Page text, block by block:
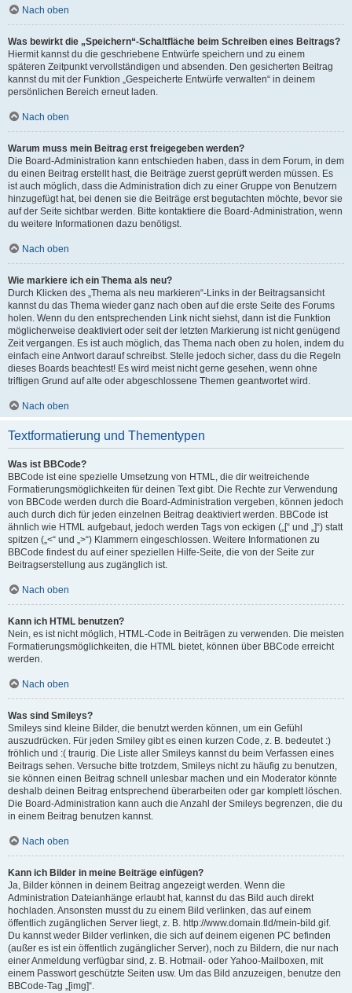
Nach oben
Was bewirkt die „Speichern“-Schaltfläche beim Schreiben eines Beitrags?
Hiermit kannst du die geschriebene Entwürfe speichern und zu einem
späteren Zeitpunkt vervollständigen und absenden. Den gesicherten Beitrag
kannst du mit der Funktion „Gespeicherte Entwürfe verwalten“ in deinem
persönlichen Bereich erneut laden.
Nach oben
Warum muss mein Beitrag erst freigegeben werden?
Die Board-Administration kann entschieden haben, dass in dem Forum, in dem
du einen Beitrag erstellt hast, die Beiträge zuerst geprüft werden müssen. Es
ist auch möglich, dass die Administration dich zu einer Gruppe von Benutzern
hinzugefügt hat, bei denen sie die Beiträge erst begutachten möchte, bevor sie
auf der Seite sichtbar werden. Bitte kontaktiere die Board-Administration, wenn
du weitere Informationen dazu benötigst.
Nach oben
Wie markiere ich ein Thema als neu?
Durch Klicken des „Thema als neu markieren“-Links in der Beitragsansicht
kannst du das Thema wieder ganz nach oben auf die erste Seite des Forums
holen. Wenn du den entsprechenden Link nicht siehst, dann ist die Funktion
möglicherweise deaktiviert oder seit der letzten Markierung ist nicht genügend
Zeit vergangen. Es ist auch möglich, das Thema nach oben zu holen, indem du
einfach eine Antwort darauf schreibst. Stelle jedoch sicher, dass du die Regeln
dieses Boards beachtest! Es wird meist nicht gerne gesehen, wenn ohne
triftigen Grund auf alte oder abgeschlossene Themen geantwortet wird.
Nach oben
Textformatierung und Thementypen
Was ist BBCode?
BBCode ist eine spezielle Umsetzung von HTML, die dir weitreichende
Formatierungsmöglichkeiten für deinen Text gibt. Die Rechte zur Verwendung
von BBCode werden durch die Board-Administration vergeben, können jedoch
auch durch dich für jeden einzelnen Beitrag deaktiviert werden. BBCode ist
ähnlich wie HTML aufgebaut, jedoch werden Tags von eckigen („[“ und „]“) statt
spitzen („<“ und „>“) Klammern eingeschlossen. Weitere Informationen zu
BBCode findest du auf einer speziellen Hilfe-Seite, die von der Seite zur
Beitragserstellung aus zugänglich ist.
Nach oben
Kann ich HTML benutzen?
Nein, es ist nicht möglich, HTML-Code in Beiträgen zu verwenden. Die meisten
Formatierungsmöglichkeiten, die HTML bietet, können über BBCode erreicht
werden.
Nach oben
Was sind Smileys?
Smileys sind kleine Bilder, die benutzt werden können, um ein Gefühl
auszudrücken. Für jeden Smiley gibt es einen kurzen Code, z. B. bedeutet :)
fröhlich und :( traurig. Die Liste aller Smileys kannst du beim Verfassen eines
Beitrags sehen. Versuche bitte trotzdem, Smileys nicht zu häufig zu benutzen,
sie können einen Beitrag schnell unlesbar machen und ein Moderator könnte
deshalb deinen Beitrag entsprechend überarbeiten oder gar komplett löschen.
Die Board-Administration kann auch die Anzahl der Smileys begrenzen, die du
in einem Beitrag benutzen kannst.
Nach oben
Kann ich Bilder in meine Beiträge einfügen?
Ja, Bilder können in deinem Beitrag angezeigt werden. Wenn die
Administration Dateianhänge erlaubt hat, kannst du das Bild auch direkt
hochladen. Ansonsten musst du zu einem Bild verlinken, das auf einem
öffentlich zugänglichen Server liegt, z. B. http://www.domain.tld/mein-bild.gif.
Du kannst weder Bilder verlinken, die sich auf deinem eigenen PC befinden
(außer es ist ein öffentlich zugänglicher Server), noch zu Bildern, die nur nach
einer Anmeldung verfügbar sind, z. B. Hotmail- oder Yahoo-Mailboxen, mit
einem Passwort geschützte Seiten usw. Um das Bild anzuzeigen, benutze den
BBCode-Tag „[img]“.